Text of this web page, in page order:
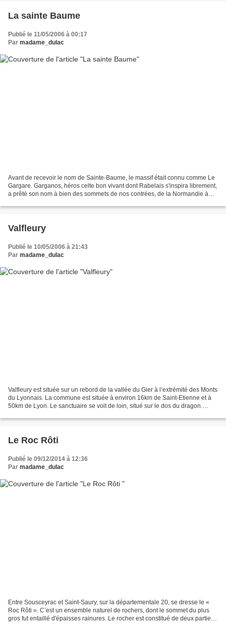
La sainte Baume
Publié le 11/05/2006 à 00:17
Par madame_dulac
Avant de recevoir le nom de Sainte-Baume, le massif était connu comme Le
Gargare. Garganos, héros celte bon vivant dont Rabelais s'inspira librement,
a prêté son nom à bien des sommets de nos contrées, de la Normandie à
Valfleury
Publié le 10/05/2006 à 21:43
Par madame_dulac
Valfleury est située sur un rebord de la vallée du Gier à l’extrémité des Monts
du Lyonnais. La commune est située à environ 16km de Saint-Etienne et à
50km de Lyon. Le sanctuaire se voit de loin, situé sur le dos du dragon.
Le Roc Rôti
Publié le 09/12/2014 à 12:36
Par madame_dulac
Entre Sousceyrac et Saint-Saury, sur la départementale 20, se dresse le «
Roc Rôti ». C’est un ensemble naturel de rochers, dont le sommet du plus
gros fut entaillé d'épaisses rainures. Le rocher est constitué de deux parties